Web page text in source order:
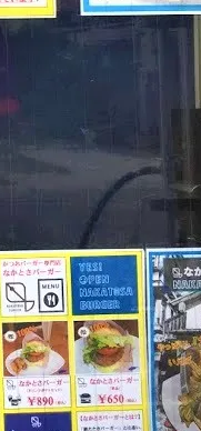
久礼大正町市場とは